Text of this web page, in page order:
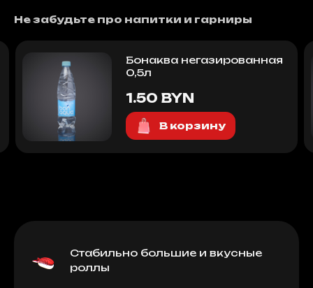
Не забудьте про напитки и гарниры
Бонаква негазированная
0,5л
1.50 BYN
В корзину
Стабильно большие и вкусные
роллы